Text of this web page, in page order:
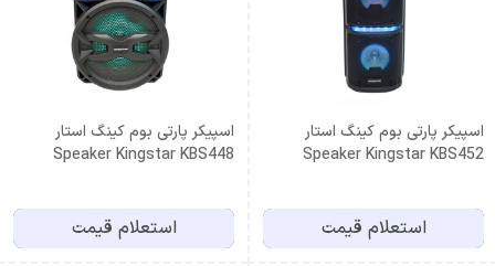
اسپیکر پارتی بوم کینگ استار
Speaker Kingstar KBS452
استعلام قیمت
اسپیکر پارتی بوم کینگ استار
Speaker Kingstar KBS448
استعلام قیمت